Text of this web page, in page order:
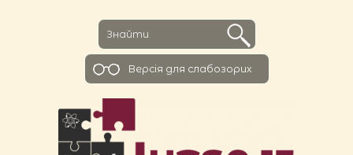
Версiя для слабозорих